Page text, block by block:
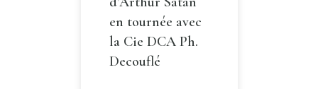
en tournée avec
la Cie DCA Ph.
Decouflé